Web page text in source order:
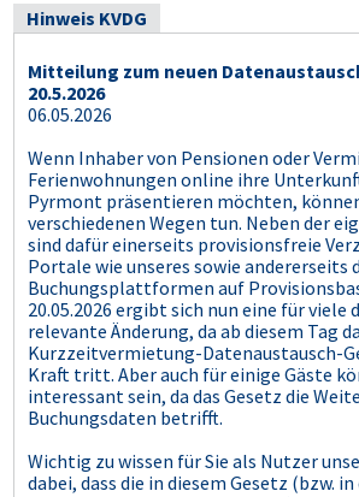
Hinweis KVDG
Mitteilung zum neuen
20.5.2026
06.05.2026
Wenn Inhaber von Pensionen oder
Ferienwohnungen online ihre
Pyrmont präsentieren möchten,
verschiedenen Wegen tun. Neben der
sind dafür einerseits provisionsfreie
Portale wie unseres sowie andererseits
Buchungsplattformen auf
20.05.2026 ergibt sich nun eine für viele
relevante Änderung, da ab diesem Tag
Kurzzeitvermietung-Datenaustausch-
Kraft tritt. Aber auch für einige Gäste
interessant sein, da das Gesetz die
Buchungsdaten betrifft.
Wichtig zu wissen für Sie als Nutzer
dabei, dass die in diesem Gesetz (bzw. in